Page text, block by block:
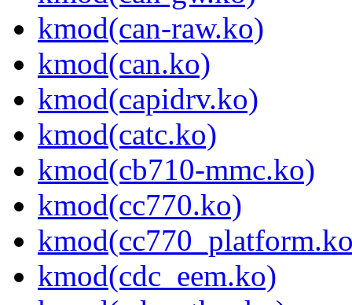
kmod(can-raw.ko)
kmod(can.ko)
kmod(capidrv.ko)
kmod(catc.ko)
kmod(cb710-mmc.ko)
kmod(cc770.ko)
kmod(cdc_eem.ko)